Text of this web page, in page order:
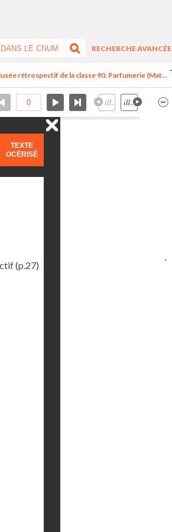
RECHERCHE AVANCÉE
rétrospectif de la classe 90. Parfumerie (Mat...
TEXTE
OCÉRISÉ
(p.27)